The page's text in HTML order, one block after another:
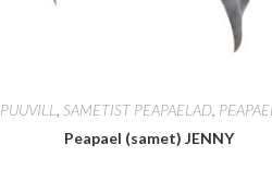
PUUVILL ,SAMETIST PEAPAELAD
Peapael (samet) JENNY